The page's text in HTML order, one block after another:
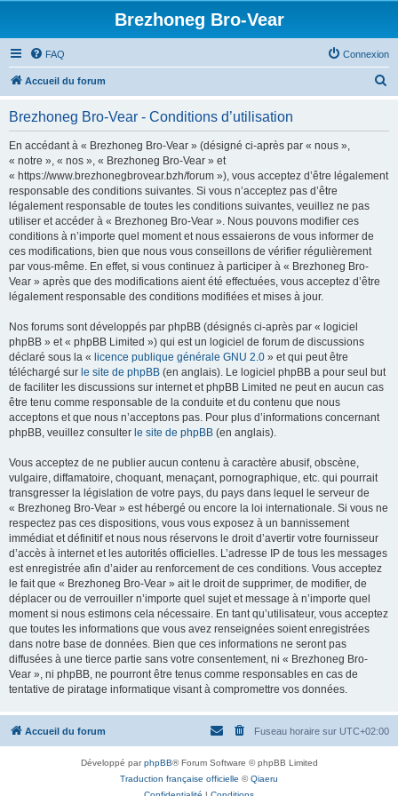
Brezhoneg Bro-Vear
FAQ Connexion
Accueil du forum
Brezhoneg Bro-Vear - Conditions d’utilisation
En accédant à « Brezhoneg Bro-Vear » (désigné ci-après par « nous »,
« notre », « nos », « Brezhoneg Bro-Vear » et
« https://www.brezhonegbrovear.bzh/forum »), vous acceptez d’être légalement
responsable des conditions suivantes. Si vous n’acceptez pas d’être
légalement responsable de toutes les conditions suivantes, veuillez ne pas
utiliser et accéder à « Brezhoneg Bro-Vear ». Nous pouvons modifier ces
conditions à n’importe quel moment et nous essaierons de vous informer de
ces modifications, bien que nous vous conseillons de vérifier régulièrement
par vous-même. En effet, si vous continuez à participer à « Brezhoneg Bro-
Vear » après que des modifications aient été effectuées, vous acceptez d’être
légalement responsable des conditions modifiées et mises à jour.
Nos forums sont développés par phpBB (désignés ci-après par « logiciel
phpBB » et « phpBB Limited ») qui est un logiciel de forum de discussions
déclaré sous la « licence publique générale GNU 2.0 » et qui peut être
téléchargé sur le site de phpBB (en anglais). Le logiciel phpBB a pour seul but
de faciliter les discussions sur internet et phpBB Limited ne peut en aucun cas
être tenu comme responsable de la conduite et du contenu que nous
acceptons et que nous n’acceptons pas. Pour plus d’informations concernant
phpBB, veuillez consulter le site de phpBB (en anglais).
Vous acceptez de ne publier aucun contenu à caractère abusif, obscène,
vulgaire, diffamatoire, choquant, menaçant, pornographique, etc. qui pourrait
transgresser la législation de votre pays, du pays dans lequel le serveur de
« Brezhoneg Bro-Vear » est hébergé ou encore la loi internationale. Si vous ne
respectez pas ces dispositions, vous vous exposez à un bannissement
immédiat et définitif et nous nous réservons le droit d’avertir votre fournisseur
d’accès à internet et les autorités officielles. L’adresse IP de tous les messages
est enregistrée afin d’aider au renforcement de ces conditions. Vous acceptez
le fait que « Brezhoneg Bro-Vear » ait le droit de supprimer, de modifier, de
déplacer ou de verrouiller n’importe quel sujet et message à n’importe quel
moment si nous estimons cela nécessaire. En tant qu’utilisateur, vous acceptez
que toutes les informations que vous avez renseignées soient enregistrées
dans notre base de données. Bien que ces informations ne seront pas
diffusées à une tierce partie sans votre consentement, ni « Brezhoneg Bro-
Vear », ni phpBB, ne pourront être tenus comme responsables en cas de
tentative de piratage informatique visant à compromettre vos données.
Accueil du forum Fuseau horaire sur UTC+02:00
Développé parphpBB® Forum Software © phpBB Limited
Traduction française officielle ©Qiaeru